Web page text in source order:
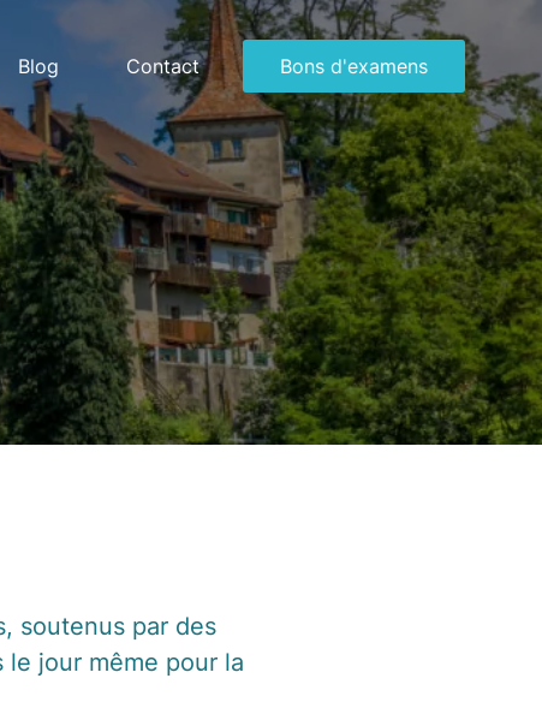
Blog Contact Bons d'examens
Télécharger
Remplir en
ligne
Télécharger
Remplir en
ligne
soutenus par des
jour même pour la